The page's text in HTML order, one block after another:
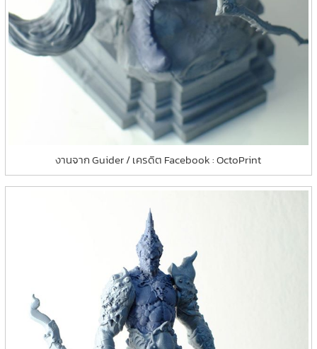
งานจาก Guider / เครดิต Facebook : OctoPrint